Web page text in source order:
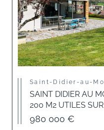
Saint-Didier-au-
SAINT DIDIER AU
200 M2 UTILES
980 000 €